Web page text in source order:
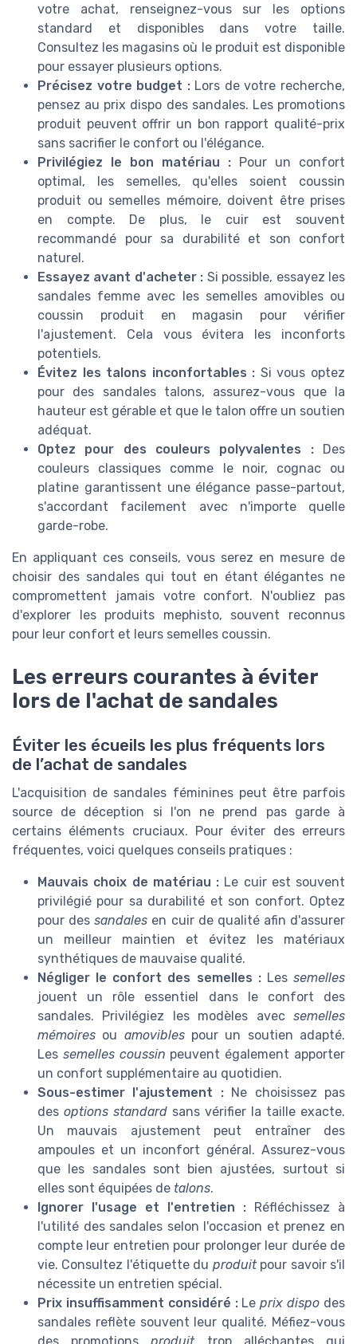
votre achat, renseignez-vous sur les options
standard et disponibles dans votre taille.
Consultez les magasins où le produit est disponible
pour essayer plusieurs options.
Précisez votre budget :Lors de votre recherche,
pensez au prix dispo des sandales. Les promotions
produit peuvent offrir un bon rapport qualité-prix
sans sacrifier le confort ou l'élégance.
Privilégiez le bon matériau : Pour un confort
optimal, les semelles, qu'elles soient coussin
produit ou semelles mémoire, doivent être prises
en compte. De plus, le cuir est souvent
recommandé pour sa durabilité et son confort
naturel.
Essayez avant d'acheter : Si possible, essayez les
sandales femme avec les semelles amovibles ou
coussin produit en magasin pour vérifier
l'ajustement. Cela vous évitera les inconforts
potentiels.
Évitez les talons inconfortables : Si vous optez
pour des sandales talons, assurez-vous que la
hauteur est gérable et que le talon offre un soutien
adéquat.
Optez pour des couleurs polyvalentes :Des
couleurs classiques comme le noir, cognac ou
platine garantissent une élégance passe-partout,
s'accordant facilement avec n'importe quelle
garde-robe.
En appliquant ces conseils, vous serez en mesure de
choisir des sandales qui tout en étant élégantes ne
compromettent jamais votre confort. N'oubliez pas
d'explorer les produits mephisto, souvent reconnus
pour leur confort et leurs semelles coussin.
Les erreurs courantes à éviter
lors de l'achat de sandales
Éviter les écueils les plus fréquents lors
de l’achat de sandales
L'acquisition de sandales féminines peut être parfois
source de déception si l'on ne prend pas garde à
certains éléments cruciaux. Pour éviter des erreurs
fréquentes, voici quelques conseils pratiques :
Mauvais choix de matériau : Le cuir est souvent
privilégié pour sa durabilité et son confort. Optez
pour dessandales en cuir de qualité afin d'assurer
un meilleur maintien et évitez les matériaux
synthétiques de mauvaise qualité.
Négliger le confort des semelles :Lessemelles
jouent un rôle essentiel dans le confort des
sandales. Privilégiez les modèles avec semelles
mémoires ou amoviblespour un soutien adapté.
Les semelles coussin peuvent également apporter
un confort supplémentaire au quotidien.
Sous-estimer l'ajustement :Ne choisissez pas
des options standard sans vérifier la taille exacte.
Un mauvais ajustement peut entraîner des
ampoules et un inconfort général. Assurez-vous
que les sandales sont bien ajustées, surtout si
elles sont équipées de talons.
Ignorer l'usage et l'entretien : Réfléchissez à
l'utilité des sandales selon l'occasion et prenez en
compte leur entretien pour prolonger leur durée de
vie. Consultez l'étiquette du produitpour savoir s'il
nécessite un entretien spécial.
Prix insuffisamment considéré :Leprix dispo des
sandales reflète souvent leur qualité. Méfiez-vous